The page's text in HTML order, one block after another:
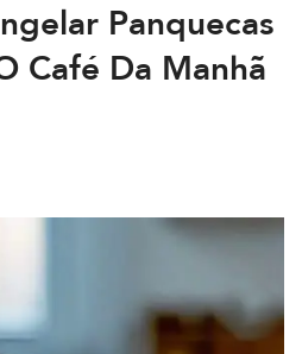
Panquecas
Café Da Manhã